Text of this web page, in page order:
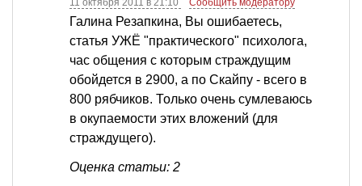
Галина Резапкина, Вы ошибаетесь,
статья УЖЁ "практического" психолога,
час общения с которым страждущим
обойдется в 2900, а по Скайпу - всего в
800 рябчиков. Только очень сумлеваюсь
в окупаемости этих вложений (для
страждущего).
Оценка статьи: 2